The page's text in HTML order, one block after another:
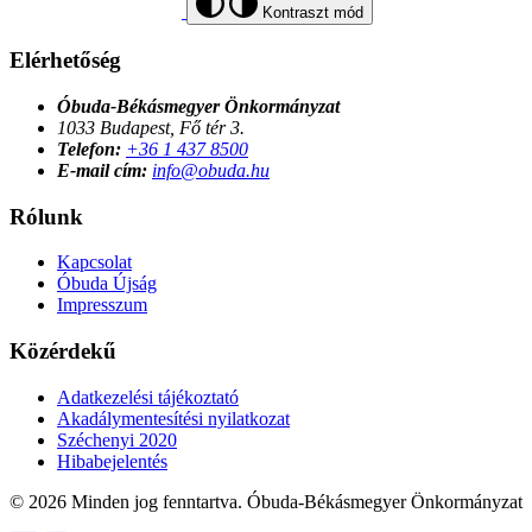
Kontraszt mód
Elérhetőség
Óbuda-Békásmegyer Önkormányzat
1033 Budapest, Fő tér 3.
Telefon: +36 1 437 8500
E-mail cím: info@obuda.hu
Rólunk
Kapcsolat
Óbuda Újság
Impresszum
Közérdekű
Adatkezelési tájékoztató
Akadálymentesítési nyilatkozat
Széchenyi 2020
Hibabejelentés
© 2026 Minden jog fenntartva. Óbuda-Békásmegyer Önkormányzat